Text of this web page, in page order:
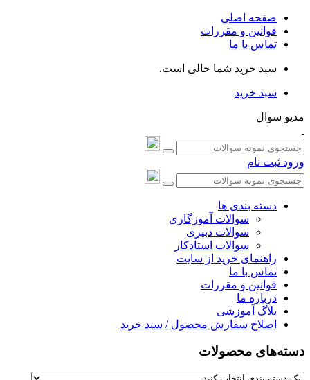
صفحه اصلی
قوانین و مقررات
تماس با ما
سبد خرید شما خالی است.
سبد خرید
مدیو سوال
ورود ثبت نام
دسته بندی ها
سوالات آموزگاری
سوالات دبیری
سوالات استادکار
راهنمای خرید از سایت
تماس با ما
قوانین و مقررات
درباره ما
بلاگ آموزشی
اصلاح سفارش محصول / سبد خرید
دسته‌های محصولات